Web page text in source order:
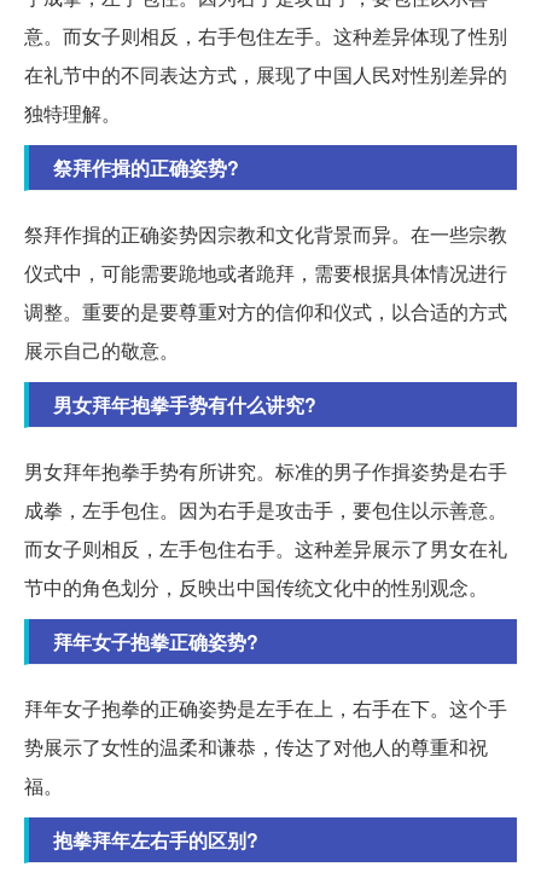
意。而女子则相反，右手包住左手。这种差异体现了性别
在礼节中的不同表达方式，展现了中国人民对性别差异的
独特理解。
祭拜作揖的正确姿势?
祭拜作揖的正确姿势因宗教和文化背景而异。在一些宗教
仪式中，可能需要跪地或者跪拜，需要根据具体情况进行
调整。重要的是要尊重对方的信仰和仪式，以合适的方式
展示自己的敬意。
男女拜年抱拳手势有什么讲究?
男女拜年抱拳手势有所讲究。标准的男子作揖姿势是右手
成拳，左手包住。因为右手是攻击手，要包住以示善意。
而女子则相反，左手包住右手。这种差异展示了男女在礼
节中的角色划分，反映出中国传统文化中的性别观念。
拜年女子抱拳正确姿势?
拜年女子抱拳的正确姿势是左手在上，右手在下。这个手
势展示了女性的温柔和谦恭，传达了对他人的尊重和祝
福。
抱拳拜年左右手的区别?